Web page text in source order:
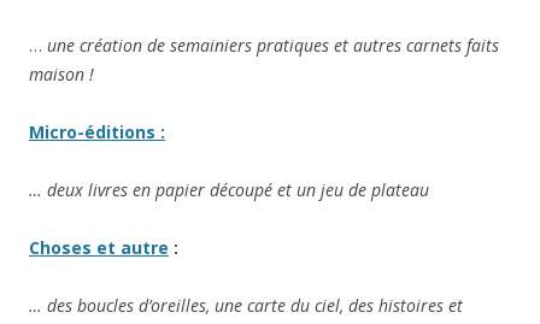
… une création de semainiers pratiques et autres carnets faits
maison !
Micro-éditions :
… deux livres en papier découpé et un jeu de plateau
Choses et autre :
… des boucles d’oreilles, une carte du ciel, des histoires et